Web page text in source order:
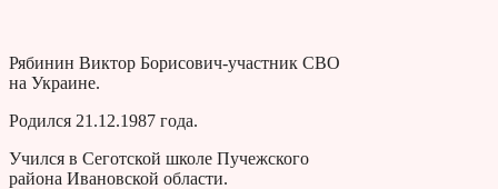
Рябинин Виктор Борисович-участник СВО
на Украине.
Родился 21.12.1987 года.
Учился в Сеготской школе Пучежского
района Ивановской области.